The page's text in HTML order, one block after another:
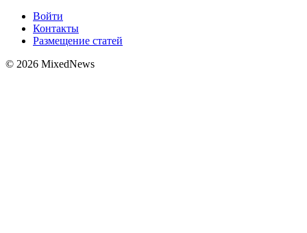
Войти
Контакты
Размещение статей
© 2026 MixedNews